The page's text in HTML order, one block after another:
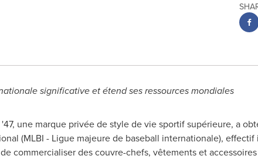
significative et étend ses ressources mondiales
une marque privée de style de vie sportif supérieure, a
(MLBI - Ligue majeure de baseball internationale),
commercialiser des couvre-chefs, vêtements et